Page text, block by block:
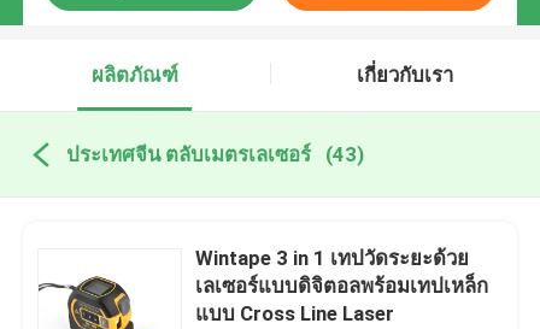
ผลิตภัณฑ์ เกี่ยวกับเรา
ประเทศจีน ตลับเมตรเลเซอร์ (43)
Wintape 3 in 1 เทปวัดระยะด้วย
เลเซอร์แบบดิจิตอลพร้อมเทปเหล็ก
แบบ Cross Line Laser